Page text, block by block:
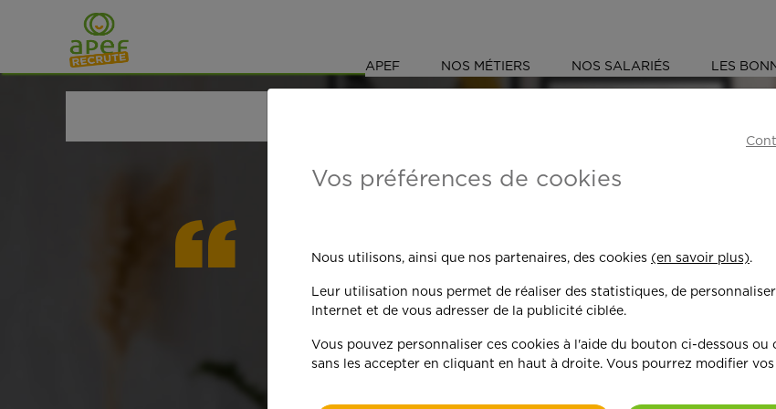
Navigation
Saut au contenu
APEF NOS MÉTIERS NOS SALARIÉS LES
On est toujours plus
quand on y met du
Vos préférences de cookies
Nous utilisons, ainsi que nos partenaires, des cookies (en savoir plus).
Leur utilisation nous permet de réaliser des statistiques, de
Internet et de vous adresser de la publicité ciblée.
Vous pouvez personnaliser ces cookies à l'aide du bouton ci-dessous
sans les accepter en cliquant en haut à droite. Vous pourrez modifier